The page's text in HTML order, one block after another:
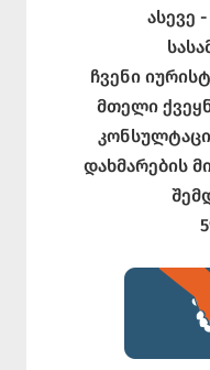
ასევე
ჩვენი
მთელი
დახმარების